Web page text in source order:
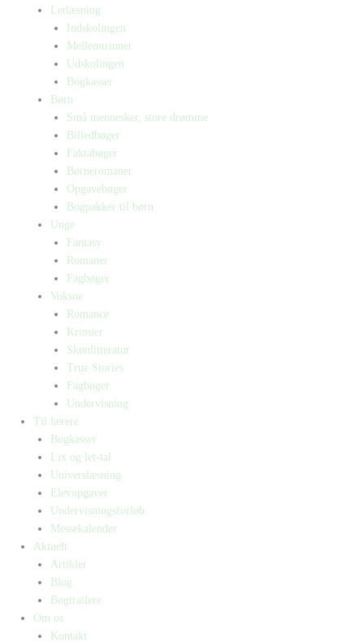
Letlæsning
Indskolingen
Mellemtrinnet
Udskolingen
Bogkasser
Børn
Små mennesker, store drømme
Billedbøger
Faktabøger
Børneromaner
Opgavebøger
Bogpakker til børn
Unge
Fantasy
Romaner
Fagbøger
Voksne
Romance
Krimier
Skønlitteratur
True Stories
Fagbøger
Undervisning
Til lærere
Bogkasser
Lix og let-tal
Universlæsning
Elevopgaver
Undervisningsforløb
Messekalender
Aktuelt
Artikler
Blog
Bogtrailere
Om os
Kontakt